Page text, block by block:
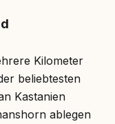
Kilometer
beliebtesten
Kastanien
ablegen